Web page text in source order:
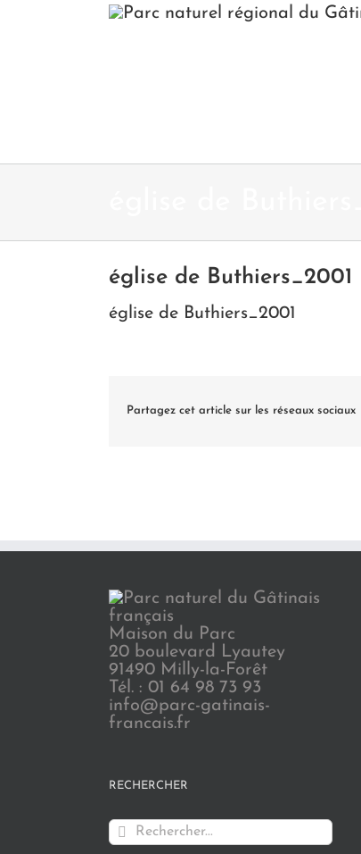
église de Buthiers_2001
église de Buthiers_2001
Partagez cet article sur les réseaux sociaux
Maison du Parc
20 boulevard Lyautey
91490 Milly-la-Forêt
Tél. : 01 64 98 73 93
info@parc-gatinais-
francais.fr
RECHERCHER
Rechercher: